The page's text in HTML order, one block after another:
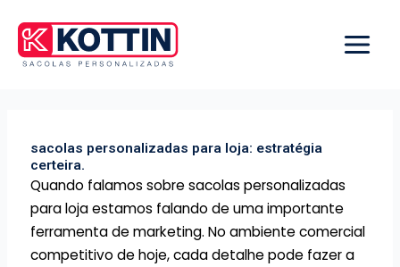
para
sacolas personalizadas para loja: estratégia
certeira.
Quando falamos sobre sacolas personalizadas
para loja estamos falando de uma importante
ferramenta de marketing. No ambiente comercial
competitivo de hoje, cada detalhe pode fazer a